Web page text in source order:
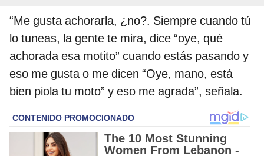
“Me gusta achorarla, ¿no?. Siempre cuando tú
lo tuneas, la gente te mira, dice “oye, qué
achorada esa motito” cuando estás pasando y
eso me gusta o me dicen “Oye, mano, está
bien piola tu moto” y eso me agrada”, señala.